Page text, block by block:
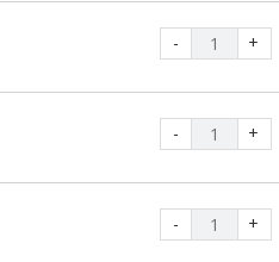
- +
- +
- +